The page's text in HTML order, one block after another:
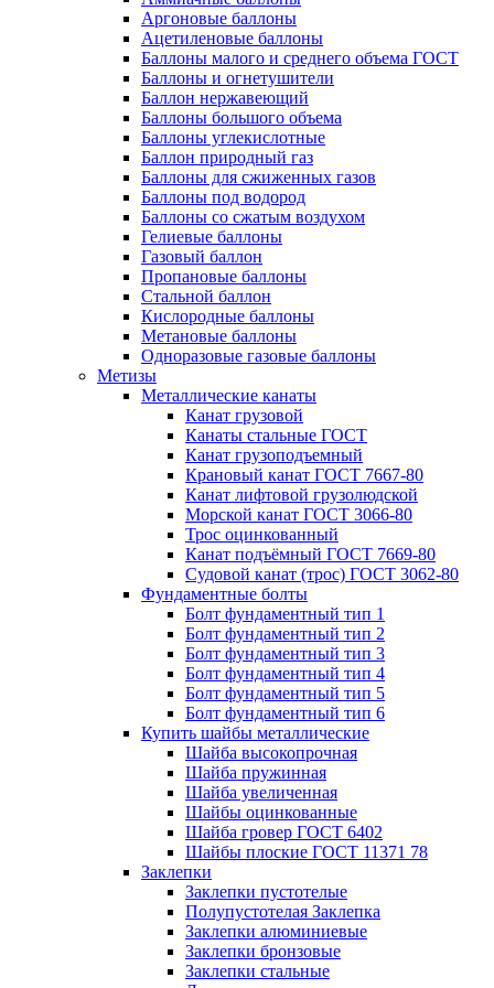
Аргоновые баллоны
Ацетиленовые баллоны
Баллоны малого и среднего объема ГОСТ
Баллоны и огнетушители
Баллон нержавеющий
Баллоны большого объема
Баллоны углекислотные
Баллон природный газ
Баллоны для сжиженных газов
Баллоны под водород
Баллоны со сжатым воздухом
Гелиевые баллоны
Газовый баллон
Пропановые баллоны
Стальной баллон
Кислородные баллоны
Метановые баллоны
Одноразовые газовые баллоны
Метизы
Металлические канаты
Канат грузовой
Канаты стальные ГОСТ
Канат грузоподъемный
Крановый канат ГОСТ 7667-80
Канат лифтовой грузолюдской
Морской канат ГОСТ 3066-80
Трос оцинкованный
Канат подъёмный ГОСТ 7669-80
Судовой канат (трос) ГОСТ 3062-80
Фундаментные болты
Болт фундаментный тип 1
Болт фундаментный тип 2
Болт фундаментный тип 3
Болт фундаментный тип 4
Болт фундаментный тип 5
Болт фундаментный тип 6
Купить шайбы металлические
Шайба высокопрочная
Шайба пружинная
Шайба увеличенная
Шайбы оцинкованные
Шайба гровер ГОСТ 6402
Шайбы плоские ГОСТ 11371 78
Заклепки
Заклепки пустотелые
Полупустотелая Заклепка
Заклепки алюминиевые
Заклепки бронзовые
Заклепки стальные